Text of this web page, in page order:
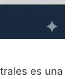
es una